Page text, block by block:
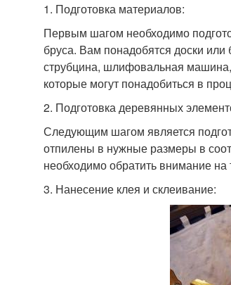
1. Подготовка материалов:
Первым шагом необходимо
бруса. Вам понадобятся доски
струбцина, шлифовальная
которые могут понадобиться в
2. Подготовка деревянных
Следующим шагом является
отпилены в нужные размеры в
необходимо обратить внимание
3. Нанесение клея и склеивание: